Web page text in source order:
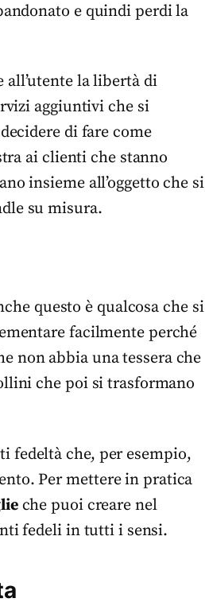
e quindi perdi la
all’utente la libertà di
aggiuntivi che si
di fare come
ai clienti che stanno
insieme all’oggetto che si
su misura.
questo è qualcosa che si
facilmente perché
non abbia una tessera che
che poi si trasformano
fedeltà che, per esempio,
Per mettere in pratica
che puoi creare nel
fedeli in tutti i sensi.